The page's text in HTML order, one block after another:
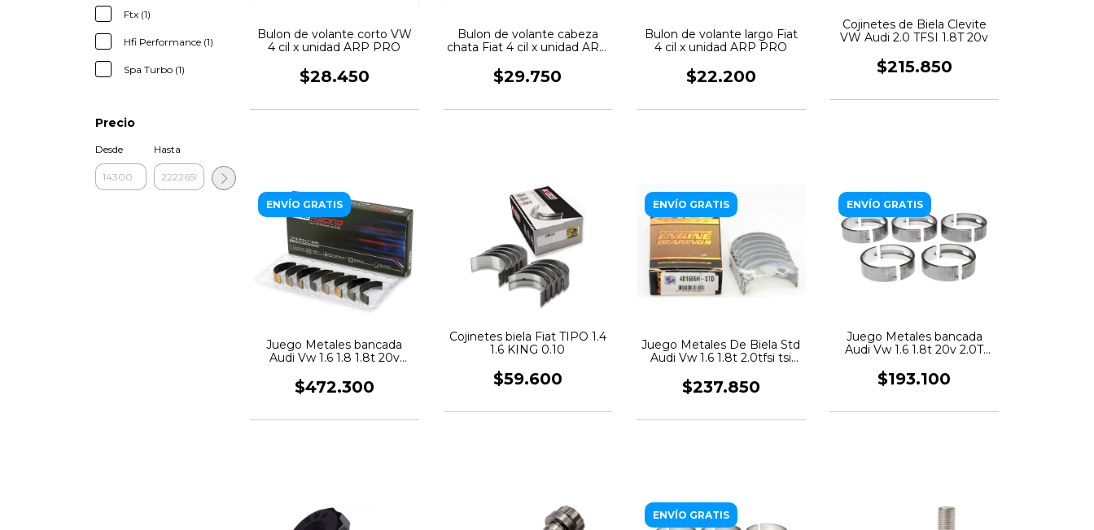
Ftx (1)
Hfi Performance (1)
Spa Turbo (1)
Precio
Desde Hasta
Bulon de volante corto VW
4 cil x unidad ARP PRO
$28.450
Bulon de volante cabeza
chata Fiat 4 cil x unidad ARP
$29.750
Bulon de volante largo Fiat
4 cil x unidad ARP PRO
$22.200
Cojinetes de Biela Clevite
VW Audi 2.0 TFSI 1.8T 20v
$215.850
ENVÍO GRATIS
Juego Metales bancada
Audi Vw 1.6 1.8 1.8t 20v
$472.300
Cojinetes biela Fiat TIPO 1.4
1.6 KING 0.10
$59.600
ENVÍO GRATIS
Juego Metales De Biela Std
Audi Vw 1.6 1.8t 2.0tfsi tsi
$237.850
ENVÍO GRATIS
Juego Metales bancada
Audi Vw 1.6 1.8t 20v 2.0T
$193.100
ENVÍO GRATIS